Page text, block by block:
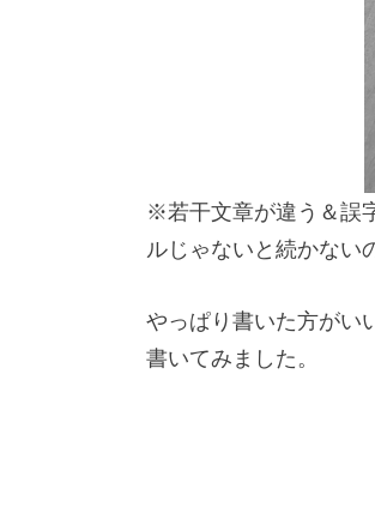
※若干文章が違う＆誤
ルじゃないと続かない
やっぱり書いた方がい
書いてみました。